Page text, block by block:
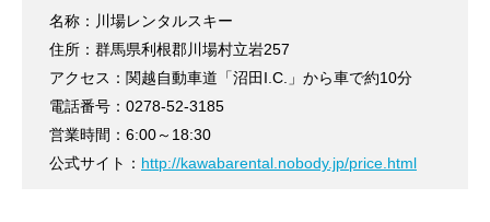
名称：川場レンタルスキー
住所：群馬県利根郡川場村立岩257
アクセス：関越自動車道「沼田I.C.」から車で約10分
電話番号：0278-52-3185
営業時間：6:00～18:30
公式サイト： http://kawabarental.nobody.jp/price.html